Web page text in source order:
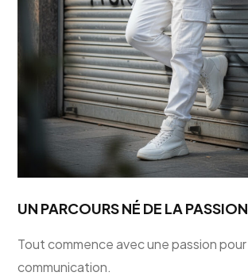
UN PARCOURS NÉ DE LA PASSION
Tout commence avec une passion pour
communication.